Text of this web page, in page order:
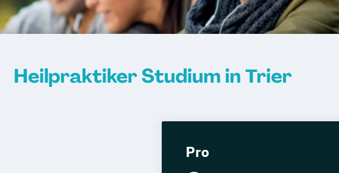
Heilpraktiker Studium in Trier
Pro